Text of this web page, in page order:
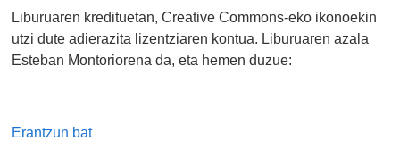
Liburuaren kredituetan, Creative Commons-eko ikonoekin
utzi dute adierazita lizentziaren kontua. Liburuaren azala
Esteban Montoriorena da, eta hemen duzue:
Erantzun bat